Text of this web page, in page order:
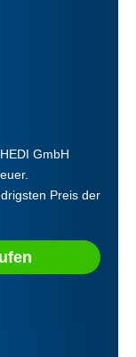
GmbH
Preis der